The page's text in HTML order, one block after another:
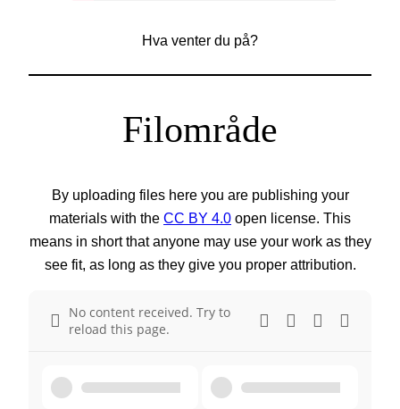
Hva venter du på?
Filområde
By uploading files here you are publishing your
materials with the CC BY 4.0 open license. This
means in short that anyone may use your work as they
see fit, as long as they give you proper attribution.
No content received. Try to
reload this page.